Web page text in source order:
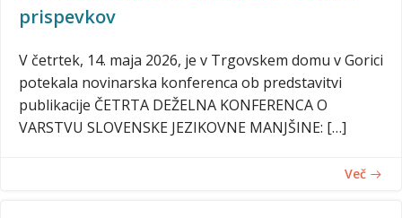
prispevkov
V četrtek, 14. maja 2026, je v Trgovskem domu v Gorici
potekala novinarska konferenca ob predstavitvi
publikacije ČETRTA DEŽELNA KONFERENCA O
VARSTVU SLOVENSKE JEZIKOVNE MANJŠINE: […]
Več